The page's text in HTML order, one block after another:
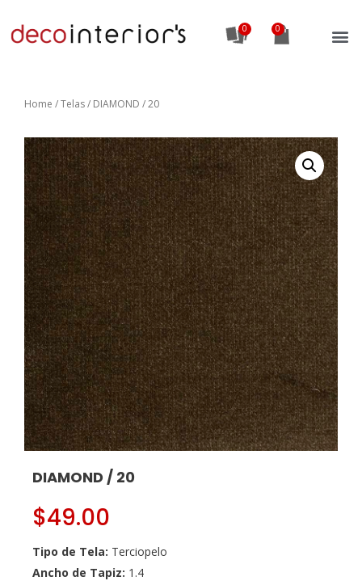
0
Home /Telas/ DIAMOND / 20
DIAMOND / 20
$49.00
Tipo de Tela: Terciopelo
Ancho de Tapiz: 1.4